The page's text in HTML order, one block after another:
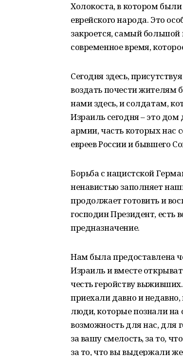
Холокоста, в котором
еврейского народа. Это
закроется, самый большой
современное время,
Сегодня здесь,
воздать почести жителям
нами здесь, и солдатам,
Израиль сегодня – это
армии, часть которых нас
евреев России и бывшего
Борьба с нацистской
ненавистью заполняет
продолжает готовить и
господин Президент, есть
предназначение.
Нам была предоставлена
Израиль и вместе
честь геройству
приехали давно и
люди, которые познали на
возможность для нас, для
за вашу смелость, за то,
за то, что вы выдержали